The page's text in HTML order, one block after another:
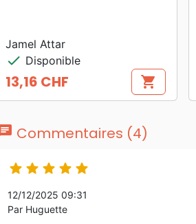
Jamel Attar
check Disponible
Prix
13,16 CHF shopping_cart
chat Commentaires (4)
    
12/12/2025 09:31
Par Huguette